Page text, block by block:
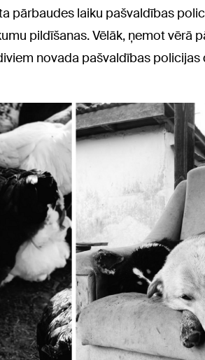
pārbaudes laiku pašvaldības
pildīšanas. Vēlāk, ņemot vērā
novada pašvaldības policijas